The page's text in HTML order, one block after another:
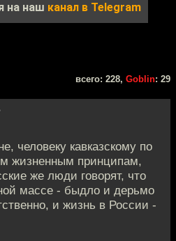
на наш канал в Telegram
всего: 228, Goblin: 29
человеку кавказскому по
жизненным принципам,
же люди говорят, что
массе - быдло и дерьмо
и жизнь в России -